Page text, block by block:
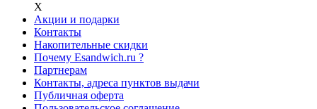
Х
Акции и подарки
Контакты
Накопительные скидки
Почему Esandwich.ru ?
Партнерам
Контакты, адреса пунктов выдачи
Публичная оферта